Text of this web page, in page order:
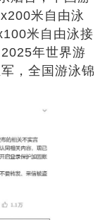
米自由泳
米自由泳接
年世界游
，全国游泳锦